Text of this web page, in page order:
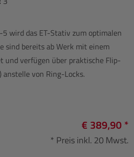
wird das ET-Stativ zum optimalen
sind bereits ab Werk mit einem
und verfügen über praktische Flip-
anstelle von Ring-Locks.
€ 389,90 *
* Preis inkl. 20 Mwst.